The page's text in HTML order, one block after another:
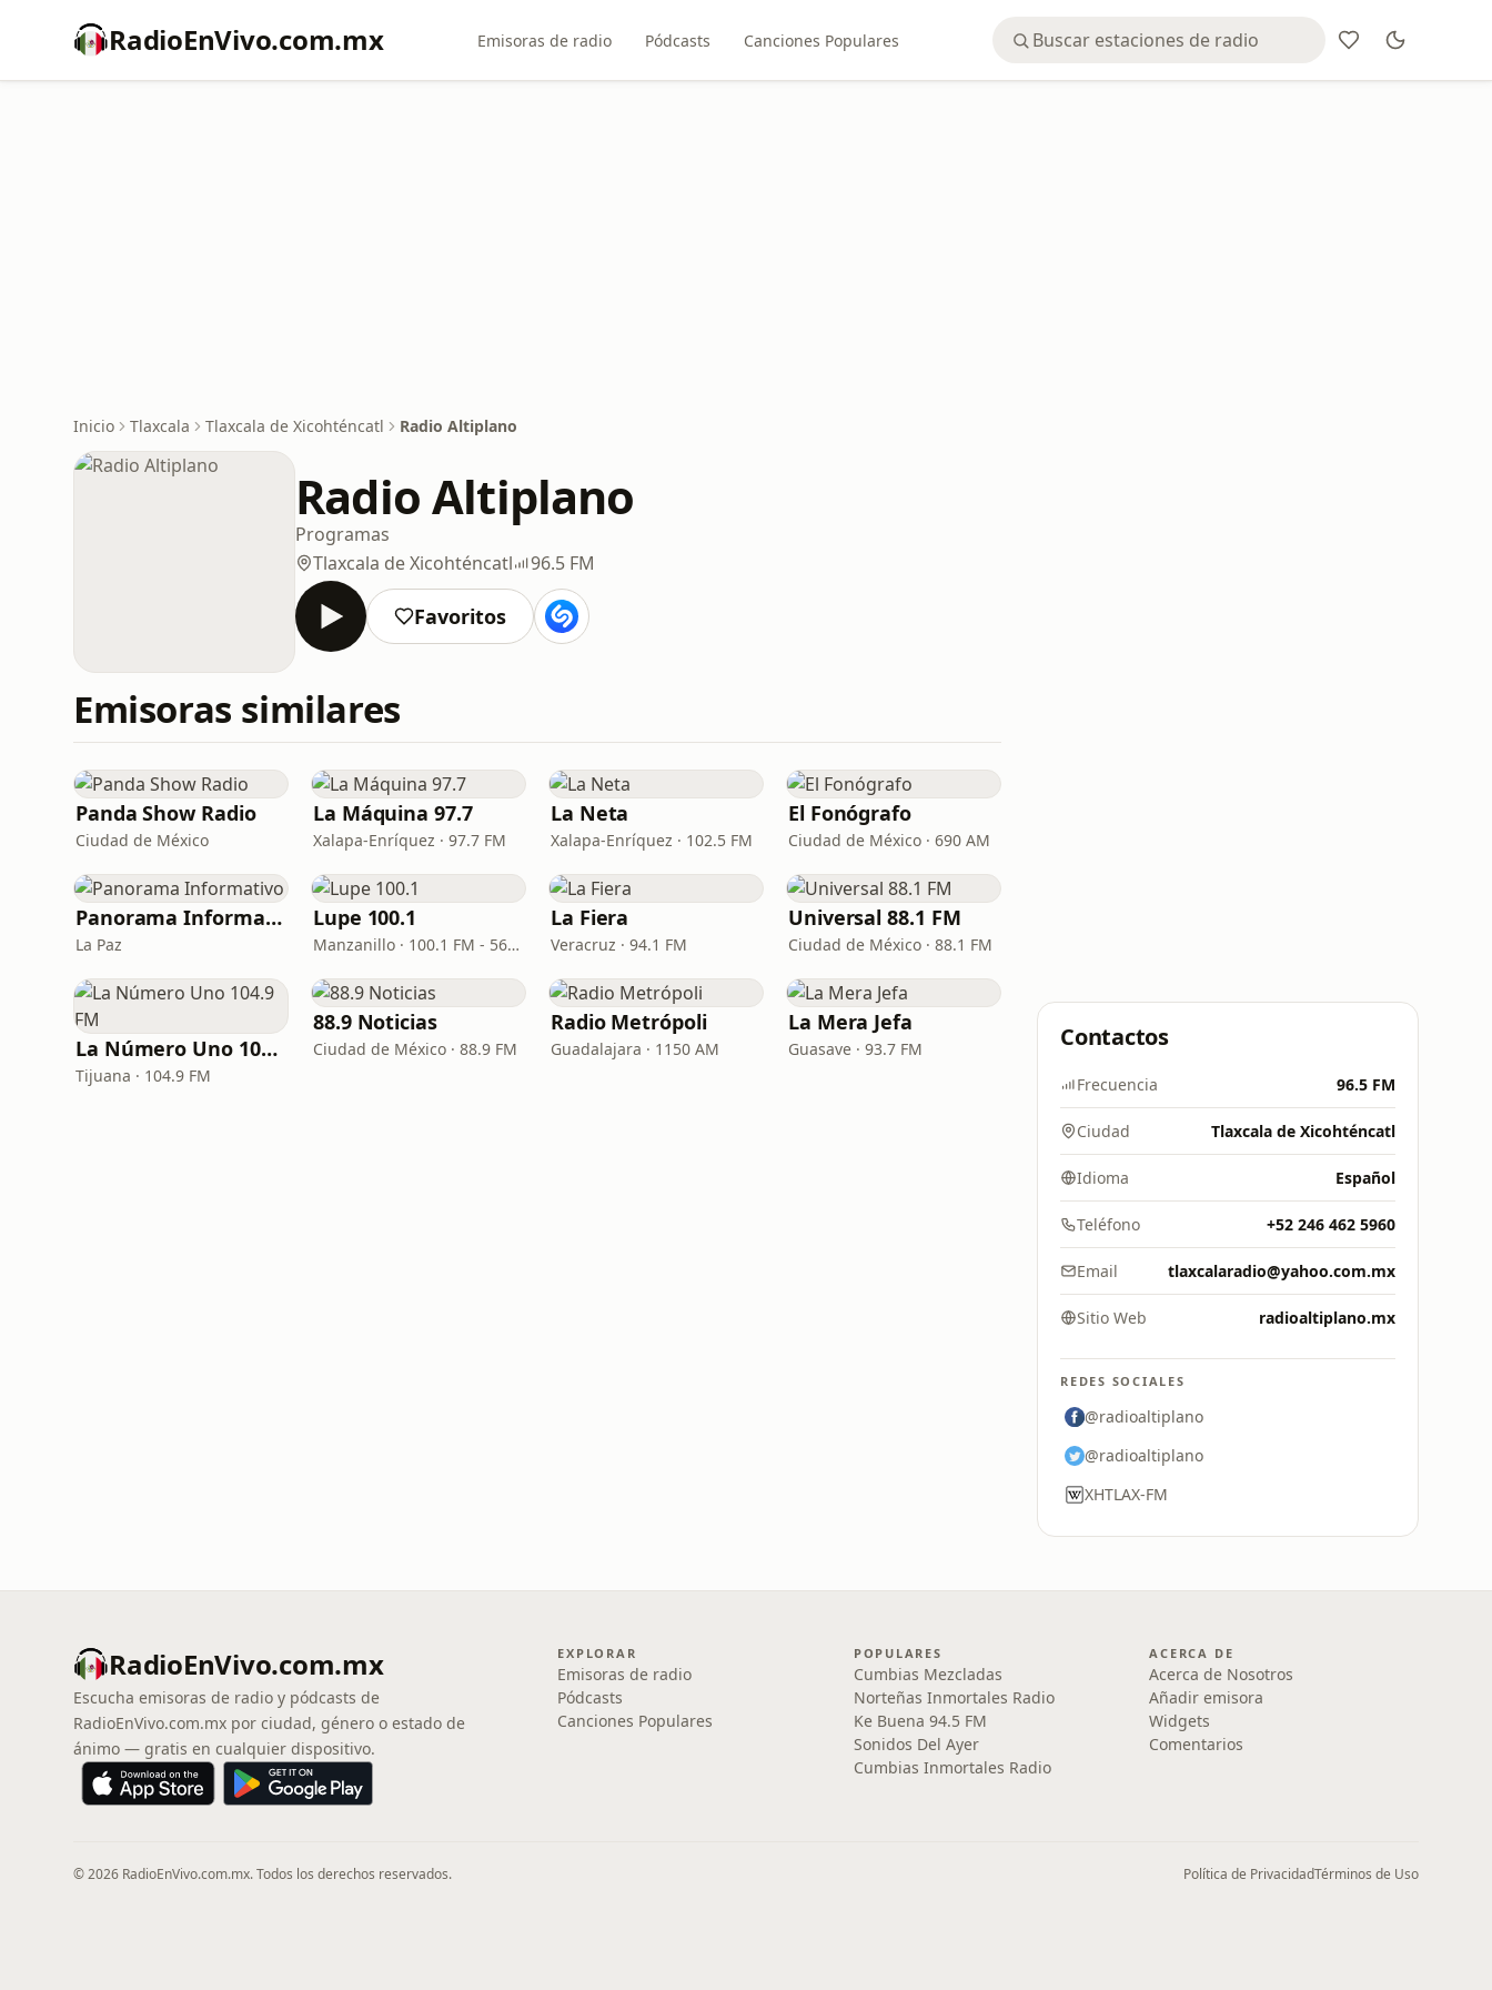
RadioEnVivo.com.mx Emisoras de radio Pódcasts Canciones Populares
Inicio Tlaxcala Tlaxcala de Xicohténcatl Radio Altiplano
Radio Altiplano
Programas
Tlaxcala de Xicohténcatl
96.5 FM
Favoritos
Emisoras similares
Panda Show Radio
Ciudad de México
La Máquina 97.7
Xalapa-Enríquez · 97.7 FM
La Neta
Xalapa-Enríquez · 102.5 FM
El Fonógrafo
Ciudad de México · 690 AM
Panorama Informativo
La Paz
Lupe 100.1
Manzanillo · 100.1 FM - 560 AM
La Fiera
Veracruz · 94.1 FM
Universal 88.1 FM
Ciudad de México · 88.1 FM
La Número Uno 104.9 FM
Tijuana · 104.9 FM
88.9 Noticias
Ciudad de México · 88.9 FM
Radio Metrópoli
Guadalajara · 1150 AM
La Mera Jefa
Guasave · 93.7 FM Contactos
Frecuencia 96.5 FM
Ciudad Tlaxcala de Xicohténcatl
Idioma Español
Teléfono +52 246 462 5960
Email tlaxcalaradio@yahoo.com.mx
Sitio Web radioaltiplano.mx
REDES SOCIALES
@radioaltiplano
@radioaltiplano
XHTLAX-FM
RadioEnVivo.com.mx
Escucha emisoras de radio y pódcasts de
RadioEnVivo.com.mx por ciudad, género o estado de
ánimo — gratis en cualquier dispositivo.
EXPLORAR
Emisoras de radio
Pódcasts
Canciones Populares
POPULARES
Cumbias Mezcladas
Norteñas Inmortales Radio
Ke Buena 94.5 FM
Sonidos Del Ayer
Cumbias Inmortales Radio
ACERCA DE
Acerca de Nosotros
Añadir emisora
Widgets
Comentarios
© 2026 RadioEnVivo.com.mx. Todos los derechos reservados. Política de PrivacidadTérminos de Uso